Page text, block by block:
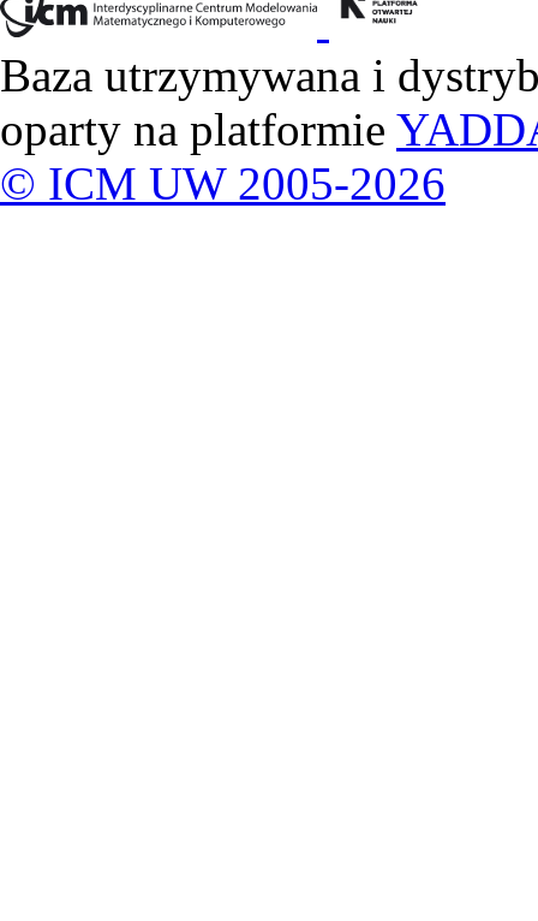
Baza utrzymywana i
oparty na platformie
© ICM UW 2005-2026